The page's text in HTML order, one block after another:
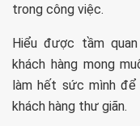
trong công việc.
Hiểu được tầm
khách hàng mong
làm hết sức mình
khách hàng thư giãn.